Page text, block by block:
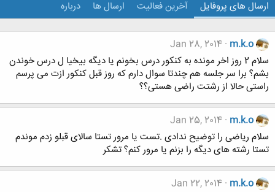
ارسال های پروفایل آخرین فعالیت ارسال ها درباره
m.k.o
Jan 28, 2014
سلام 2 روز اخر مونده به کنکور درس بخونم یا دیگه بیخیا ل درس خوندن
بشم؟ برا سر جلسه هم چندتا سوال دارم که روز قبل کنکور ازت می پرسم
راستی حالا از رشتت راضی هستی؟؟
m.k.o
Jan 25, 2014
سلام ریاضی را توضیح ندادی .تست یا مرور تستا سالای قبلو زدم موندم
تستا رشته های دیگه را بزنم یا مرور کنم؟ تشکر
m.k.o
Jan 22, 2014